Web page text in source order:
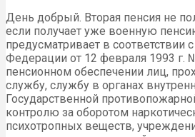
День добрый. Вторая пенсия не
если получает уже военную
предусматривает в соответствии
Федерации от 12 февраля 1993 г.
пенсионном обеспечении лиц,
службу, службу в органах
Государственной
контролю за оборотом
психотропных веществ,